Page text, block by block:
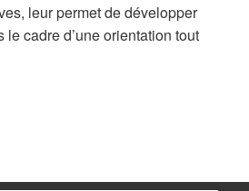
leur permet de développer
le cadre d’une orientation tout